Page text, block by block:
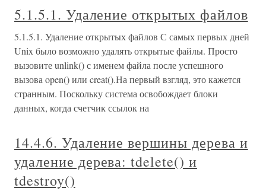
5.1.5.1. Удаление открытых файлов
5.1.5.1. Удаление открытых файлов С самых первых дней
Unix было возможно удалять открытые файлы. Просто
вызовите unlink() с именем файла после успешного
вызова open() или creat().На первый взгляд, это кажется
странным. Поскольку система освобождает блоки
данных, когда счетчик ссылок на
14.4.6. Удаление вершины дерева и
удаление дерева: tdelete() и
tdestroy()